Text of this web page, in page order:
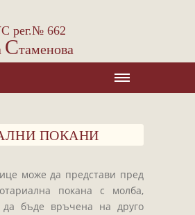
рег.№ 662
Стаменова
имоти
ПОКАНИ
може да представи пред
покана с молба,
да бъде връчена на друго